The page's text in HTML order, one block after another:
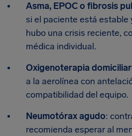
Asma, EPOC o fibrosis
si el paciente está estable
hubo una crisis reciente,
médica individual.
Oxigenoterapia
a la aerolínea con
compatibilidad del equipo.
Neumotórax agudo:
recomienda esperar al